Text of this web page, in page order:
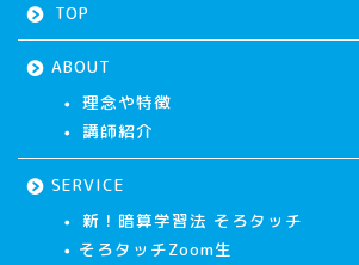
TOP
ABOUT
理念や特徴
講師紹介
SERVICE
新！暗算学習法 そろタッチ
そろタッチZoom生